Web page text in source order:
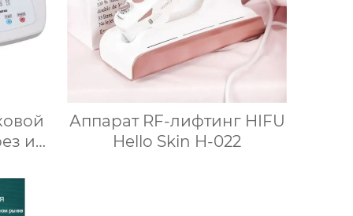
и
Аппарат RF-лифтинг HIFU
Hello Skin H-022